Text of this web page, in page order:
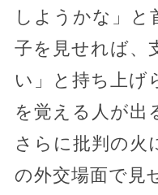
しようかな」と
子を見せれば、
い」と持ち上げ
を覚える人が出
さらに批判の火
の外交場面で見